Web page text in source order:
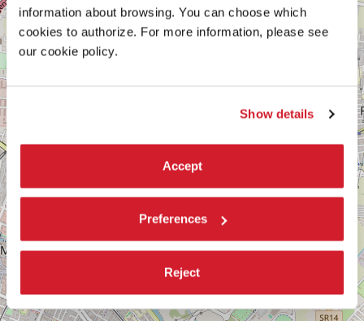
information about browsing. You can choose which
cookies to authorize. For more information, please see
our cookie policy.
Show details
Accept
Preferences
Reject
TEATRO
DEL
PARCO,
MESTRE